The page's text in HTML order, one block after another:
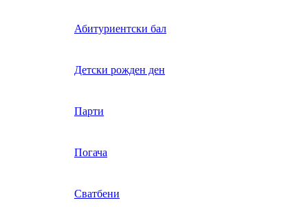
Абитуриентски бал
Детски рожден ден
Парти
Погача
Сватбени